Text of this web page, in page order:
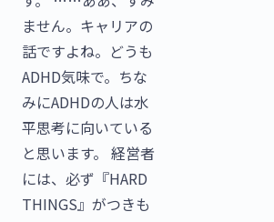
ません。キャリアの
話ですよね。どうも
ADHD気味で。ちな
みにADHDの人は水
平思考に向いている
と思います。 経営者
には、必ず『HARD
THINGS』がつきも